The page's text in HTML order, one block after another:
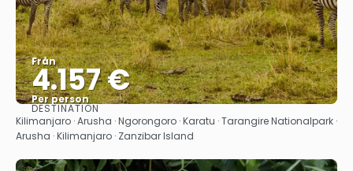
Från
4.157 €
Per person
Se
DESTINATION
Kilimanjaro · Arusha · Ngorongoro · Karatu · Tarangire Nationalpark ·
Arusha · Kilimanjaro · Zanzibar Island